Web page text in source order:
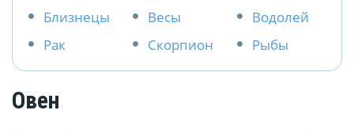
Близнецы
Рак
Весы
Скорпион
Водолей
Рыбы
Овен